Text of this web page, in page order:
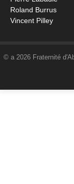
Roland Burrus
Vincent Pilley
© a 2026 Fraternité